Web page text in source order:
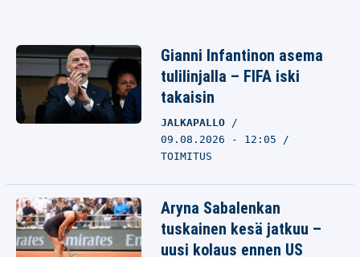
Gianni Infantinon asema
tulilinjalla – FIFA iski
takaisin
JALKAPALLO
09.08.2026 - 12:05
TOIMITUS
Aryna Sabalenkan
tuskainen kesä jatkuu –
uusi kolaus ennen US